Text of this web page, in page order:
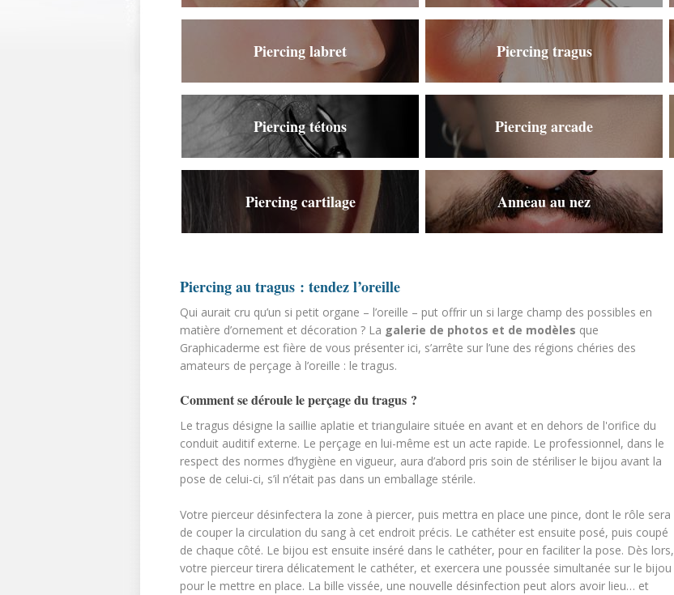
Piercing labret Piercing tragus
Piercing tétons Piercing arcade
Piercing cartilage Anneau au nez
Piercing au tragus : tendez l’oreille
Qui aurait cru qu’un si petit organe – l’oreille – put offrir un si large champ des possibles en
matière d’ornement et décoration ? La galerie de photos et de modèles que
Graphicaderme est fière de vous présenter ici, s’arrête sur l’une des régions chéries des
amateurs de perçage à l’oreille : le tragus.
Comment se déroule le perçage du tragus ?
Le tragus désigne la saillie aplatie et triangulaire située en avant et en dehors de l'orifice du
conduit auditif externe. Le perçage en lui-même est un acte rapide. Le professionnel, dans le
respect des normes d’hygiène en vigueur, aura d’abord pris soin de stériliser le bijou avant la
pose de celui-ci, s’il n’était pas dans un emballage stérile.
Votre pierceur désinfectera la zone à piercer, puis mettra en place une pince, dont le rôle sera
de couper la circulation du sang à cet endroit précis. Le cathéter est ensuite posé, puis coupé
de chaque côté. Le bijou est ensuite inséré dans le cathéter, pour en faciliter la pose. Dès lors,
votre pierceur tirera délicatement le cathéter, et exercera une poussée simultanée sur le bijou
pour le mettre en place. La bille vissée, une nouvelle désinfection peut alors avoir lieu… et